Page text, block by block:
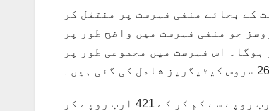
آن سروسز ایکٹ 2012” کو مثبت فہرست کے بجائے منفی فہرست پر منتقل کر
جو منفی فہرست میں واضح طور پر
اس فہرست میں مجموعی طور پر
26 سروس کیٹیگریز شامل کی گئی ہیں۔
اگرچہ حکومت نے مالی سال 2024-25 کے لیے اپنے ریونیو ہدف کو 471 ارب روپے سے کم کر کے 421 ارب روپے کر